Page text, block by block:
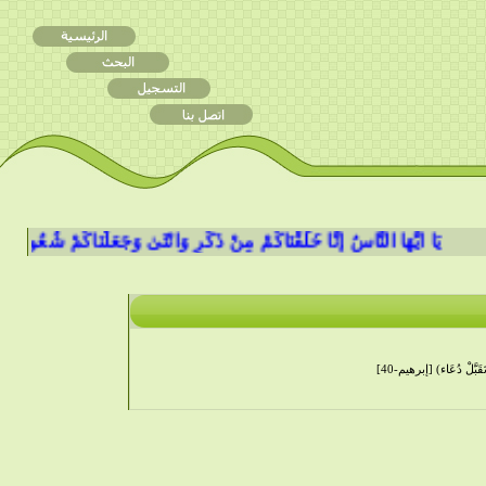
أَيُّهَا النَّاسُ إِنَّا خَلَقْنَاكُمْ مِنْ ذَكَرٍ وَأُنْثَىٰ وَجَعَلْنَاكُمْ شُعُوبًا
دُعَاء) [إبرهيم-40]